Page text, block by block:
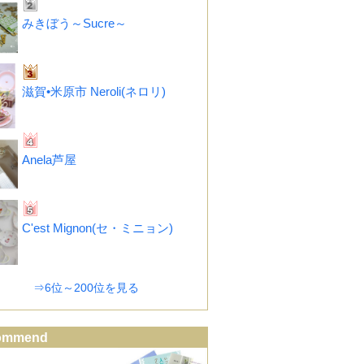
みきぼう～Sucre～
滋賀•米原市 Neroli(ネロリ)
Anela芦屋
C'est Mignon(セ・ミニョン)
⇒6位～200位を見る